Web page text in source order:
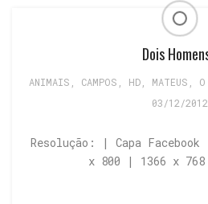
Dois
ANIMAIS CAMPOS HD MATEUS
03/12/2012
Resolução: | Capa
x 800 | 1366 x